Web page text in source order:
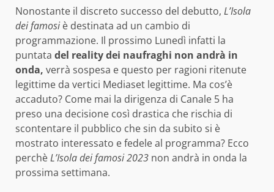
Nonostante il discreto successo del debutto, L’Isola
dei famosi è destinata ad un cambio di
programmazione. Il prossimo Lunedì infatti la
puntata del reality dei naufraghi non andrà in
onda, verrà sospesa e questo per ragioni ritenute
legittime da vertici Mediaset legittime. Ma cos’è
accaduto? Come mai la dirigenza di Canale 5 ha
preso una decisione così drastica che rischia di
scontentare il pubblico che sin da subito si è
mostrato interessato e fedele al programma? Ecco
perchèL’Isola dei famosi 2023 non andrà in onda la
prossima settimana.